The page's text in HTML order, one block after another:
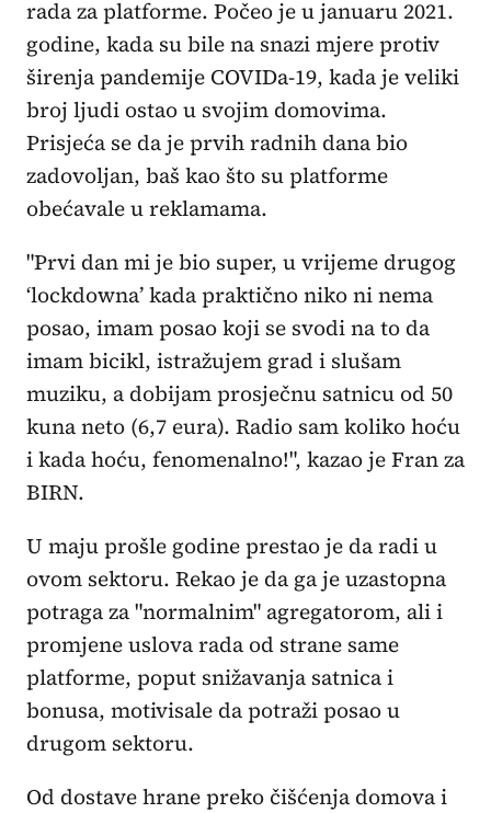
rada za platforme. Počeo je u januaru 2021.
godine, kada su bile na snazi mjere protiv
širenja pandemije COVIDa-19, kada je veliki
broj ljudi ostao u svojim domovima.
Prisjeća se da je prvih radnih dana bio
zadovoljan, baš kao što su platforme
obećavale u reklamama.
"Prvi dan mi je bio super, u vrijeme drugog
‘lockdowna’ kada praktično niko ni nema
posao, imam posao koji se svodi na to da
imam bicikl, istražujem grad i slušam
muziku, a dobijam prosječnu satnicu od 50
kuna neto (6,7 eura). Radio sam koliko hoću
i kada hoću, fenomenalno!", kazao je Fran za
BIRN.
U maju prošle godine prestao je da radi u
ovom sektoru. Rekao je da ga je uzastopna
potraga za "normalnim" agregatorom, ali i
promjene uslova rada od strane same
platforme, poput snižavanja satnica i
bonusa, motivisale da potraži posao u
drugom sektoru.
Od dostave hrane preko čišćenja domova i